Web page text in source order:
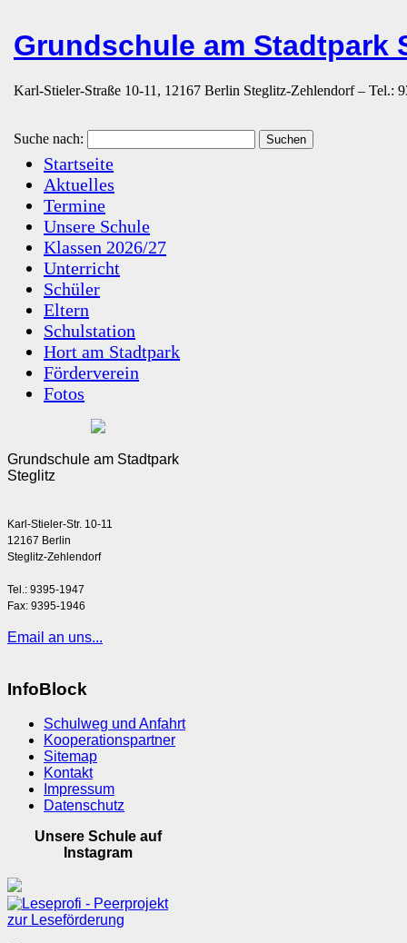
Grundschule am Stadtpark
Karl-Stieler-Straße 10-11, 12167 Berlin Steglitz-Zehlendorf – Tel.:
Suche nach:
Startseite
Aktuelles
Termine
Unsere Schule
Klassen 2026/27
Unterricht
Schüler
Eltern
Schulstation
Hort am Stadtpark
Förderverein
Fotos
Grundschule am Stadtpark
Steglitz
Karl-Stieler-Str. 10-11
12167 Berlin
Steglitz-Zehlendorf
Tel.: 9395-1947
Fax: 9395-1946
Email an uns...
InfoBlock
Schulweg und Anfahrt
Kooperationspartner
Sitemap
Kontakt
Impressum
Datenschutz
Unsere Schule auf
Instagram